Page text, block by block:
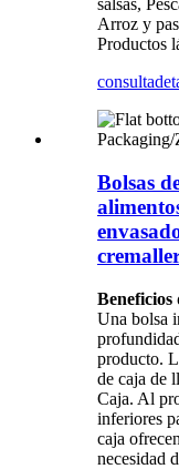
salsas,
Arroz y
Productos
consulta
Bolsas
Una bolsa
producto.
de caja de
Caja. Al
inferiores
caja
necesidad